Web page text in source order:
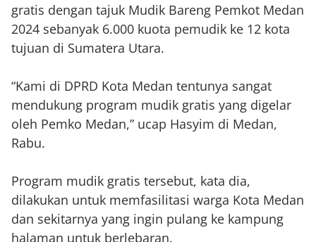
gratis dengan tajuk Mudik Bareng Pemkot Medan
2024 sebanyak 6.000 kuota pemudik ke 12 kota
tujuan di Sumatera Utara.
“Kami di DPRD Kota Medan tentunya sangat
mendukung program mudik gratis yang digelar
oleh Pemko Medan,” ucap Hasyim di Medan,
Rabu.
Program mudik gratis tersebut, kata dia,
dilakukan untuk memfasilitasi warga Kota Medan
dan sekitarnya yang ingin pulang ke kampung
halaman untuk berlebaran.